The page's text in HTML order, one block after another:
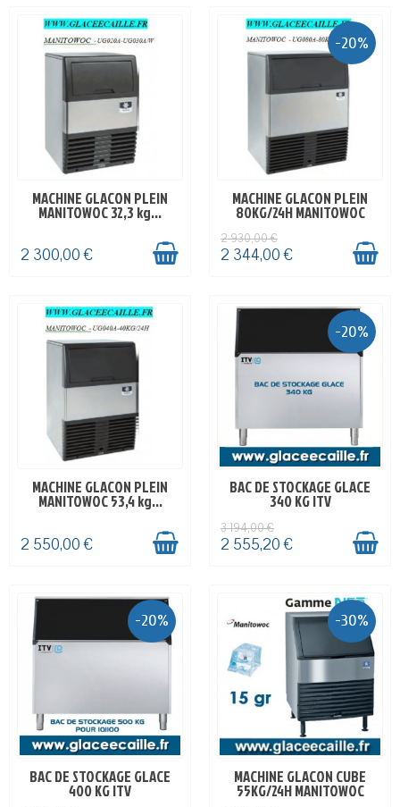
EN STOCK
MACHINE GLACON PLEIN
MANITOWOC 32,3 kg...
2 300,00 €
-20%
EN STOCK
MACHINE GLACON PLEIN
80KG/24H MANITOWOC
2 930,00 €
2 344,00 €
EN STOCK
MACHINE GLACON PLEIN
MANITOWOC 53,4 kg...
2 550,00 €
-20%
EN STOCK
BAC DE STOCKAGE GLACE
340 KG ITV
3 194,00 €
2 555,20 €
-20%
PRÉCOMMANDE
BAC DE STOCKAGE GLACE
400 KG ITV
-30%
EN STOCK
MACHINE GLACON CUBE
55KG/24H MANITOWOC